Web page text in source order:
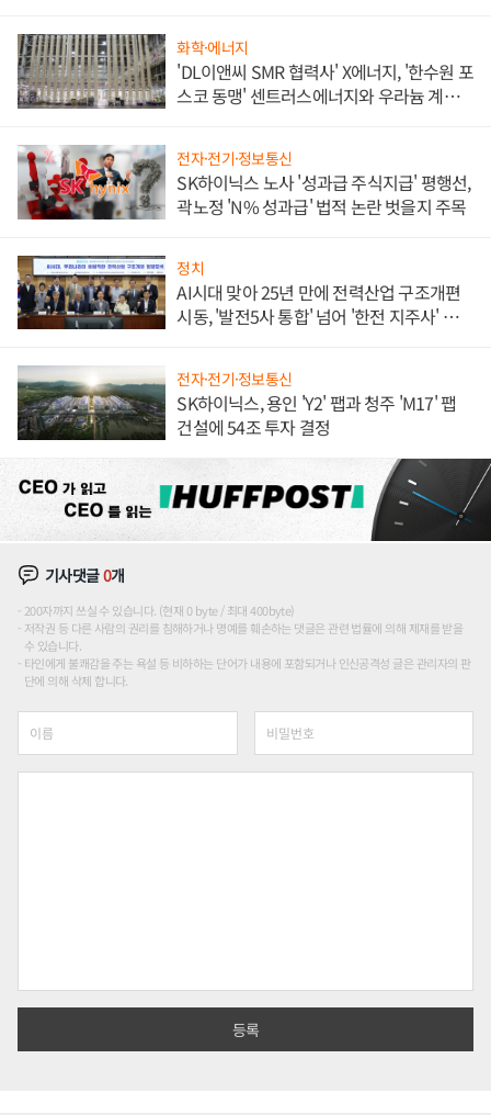
화학·에너지
'DL이앤씨 SMR 협력사' X에너지, '한수원 포
스코 동맹' 센트러스에너지와 우라늄 계약
전자·전기·정보통신
SK하이닉스 노사 '성과급 주식지급' 평행선,
곽노정 'N% 성과급' 법적 논란 벗을지 주목
정치
AI시대 맞아 25년 만에 전력산업 구조개편
시동, '발전5사 통합' 넘어 '한전 지주사' 재편
전자·전기·정보통신
SK하이닉스, 용인 'Y2' 팹과 청주 'M17' 팹
건설에 54조 투자 결정
기사댓글0개
200자까지 쓰실 수 있습니다. (현재 0 byte / 최대 400byte)
저작권 등 다른 사람의 권리를 침해하거나 명예를 훼손하는 댓글은 관련 법률에 의해 제재를 받을
수 있습니다.
타인에게 불쾌감을 주는 욕설 등 비하하는 단어가 내용에 포함되거나 인신공격성 글은 관리자의 판
단에 의해 삭제 합니다.